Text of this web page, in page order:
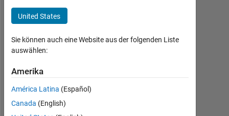
3
Jahre
|
Aktiv
2023
Followers:
1
United States
Sie können auch eine Website aus der folgenden Liste
auswählen:
Amerika
América Latina (Español)
Canada (English)